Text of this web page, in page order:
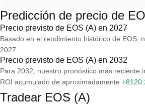
Predicción de precio de
Precio previsto de EOS (A) en 2027
Basado en el rendimiento histórico de
2027.
Precio previsto de EOS (A) en 2032
Para 2032, nuestro pronóstico más
ROI acumulado de aproximadamente
Tradear EOS (A)